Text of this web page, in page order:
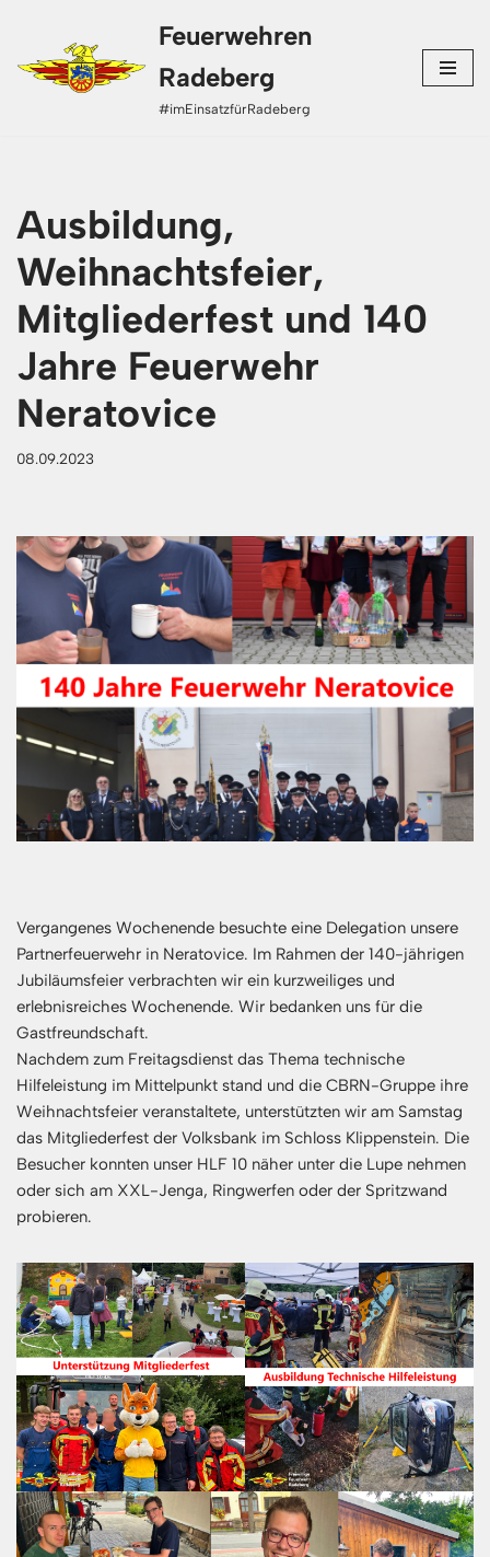
Zum
Inhalt
Feuerwehren
Radeberg
#imEinsatzfürRadeberg
Ausbildung,
Weihnachtsfeier,
Mitgliederfest und 140
Jahre Feuerwehr
Neratovice
08.09.2023
Vergangenes Wochenende besuchte eine Delegation unsere
Partnerfeuerwehr in Neratovice. Im Rahmen der 140-jährigen
Jubiläumsfeier verbrachten wir ein kurzweiliges und
erlebnisreiches Wochenende. Wir bedanken uns für die
Gastfreundschaft.
Nachdem zum Freitagsdienst das Thema technische
Hilfeleistung im Mittelpunkt stand und die CBRN-Gruppe ihre
Weihnachtsfeier veranstaltete, unterstützten wir am Samstag
das Mitgliederfest der Volksbank im Schloss Klippenstein. Die
Besucher konnten unser HLF 10 näher unter die Lupe nehmen
oder sich am XXL-Jenga, Ringwerfen oder der Spritzwand
probieren.